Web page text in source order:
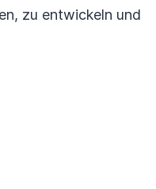
zu entwickeln und